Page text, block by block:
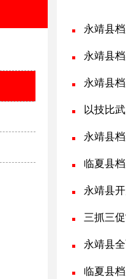
永靖县
永靖县
永靖县
以技比武
永靖县
临夏县档案
永靖县
三抓三
永靖县
临夏县